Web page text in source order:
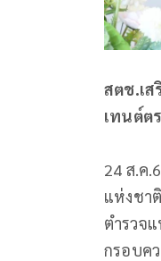
สตช.เ
เทนต์ต
24 ส.ค
แห่งชา
ตำรวจ
กรอบค